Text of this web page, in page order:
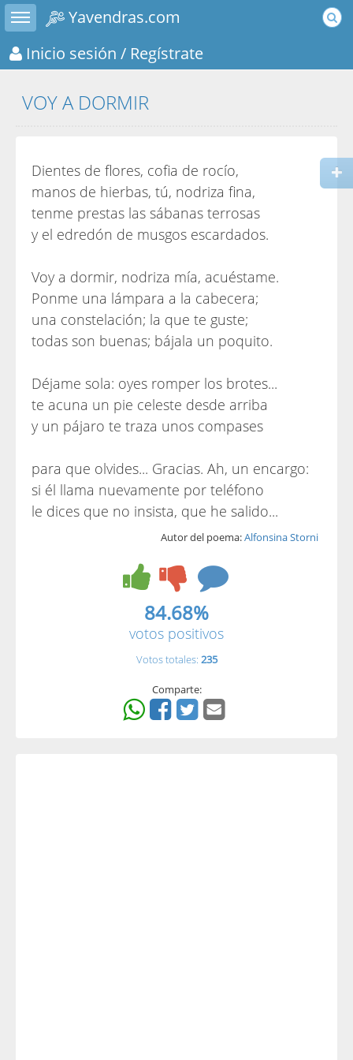
Toggle sidebar
Yavendras.com
Inicio sesión / Regístrate
VOY A DORMIR
Dientes de flores, cofia de rocío,
manos de hierbas, tú, nodriza fina,
tenme prestas las sábanas terrosas
y el edredón de musgos escardados.
Voy a dormir, nodriza mía, acuéstame.
Ponme una lámpara a la cabecera;
una constelación; la que te guste;
todas son buenas; bájala un poquito.
Déjame sola: oyes romper los brotes...
te acuna un pie celeste desde arriba
y un pájaro te traza unos compases
para que olvides... Gracias. Ah, un encargo:
si él llama nuevamente por teléfono
le dices que no insista, que he salido...
Autor del poema:Alfonsina Storni
84.68%
votos positivos
Votos totales: 235
Comparte: